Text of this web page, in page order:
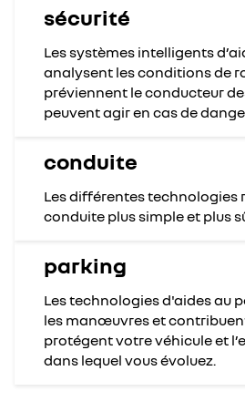
sécurité
Les systèmes intelligents
analysent les conditions de
préviennent le conducteur
peuvent agir en cas de
conduite
Les différentes technologies
conduite plus simple et plus
parking
Les technologies d'aides au
les manœuvres et
protégent votre véhicule et
dans lequel vous évoluez.